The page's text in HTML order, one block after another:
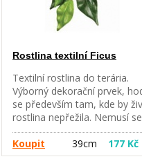
Rostlina textilní Ficus
Textilní rostlina do terária.
Výborný dekorační prvek,
se především tam, kde by
rostlina nepřežila. Nemusí se
zalévat, jsou jednoduše
omyvatelné. Různé velikosti.
Koupit 39cm 177 Kč